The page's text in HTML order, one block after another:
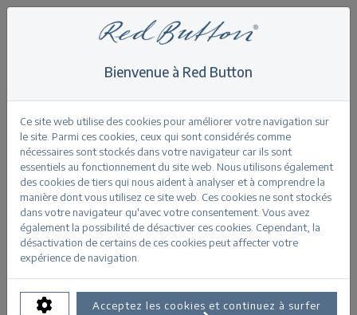
> Kate Short Colour
Retour
Bienvenue à Red Button
Ce site web utilise des cookies pour améliorer votre navigation sur
le site. Parmi ces cookies, ceux qui sont considérés comme
nécessaires sont stockés dans votre navigateur car ils sont
essentiels au fonctionnement du site web. Nous utilisons également
des cookies de tiers qui nous aident à analyser et à comprendre la
manière dont vous utilisez ce site web. Ces cookies ne sont stockés
dans votre navigateur qu'avec votre consentement. Vous avez
également la possibilité de désactiver ces cookies. Cependant, la
désactivation de certains de ces cookies peut affecter votre
expérience de navigation.
Acceptez les cookies et continuez à surfer